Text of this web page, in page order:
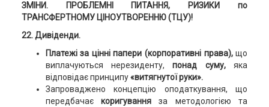
ЗМІНИ. ПРОБЛЕМНІ ПИТАННЯ, РИЗИКИ
по
ТРАНСФЕРТНОМУ ЦІНОУТВОРЕННЮ (ТЦУ)!
22. Дивіденди.
Платежі за цінні папери (корпоративні права),що
виплачуються нерезиденту,понад суму,яка
відповідає принципу«витягнутої руки».
Запроваджено концепцію оподаткування, що
передбачаєкоригуванняза методологією та